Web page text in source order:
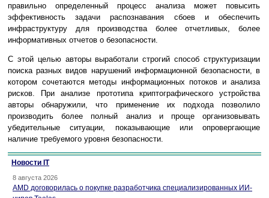
правильно определенный процесс анализа может повысить
эффективность задачи распознавания сбоев и обеспечить
инфраструктуру для производства более отчетливых, более
информативных отчетов о безопасности.
С этой целью авторы выработали строгий способ структуризации
поиска разных видов нарушений информационной безопасности, в
котором сочетаются методы информационных потоков и анализа
рисков. При анализе прототипа криптографического устройства
авторы обнаружили, что применение их подхода позволило
производить более полный анализ и проще организовывать
убедительные ситуации, показывающие или опровергающие
наличие требуемого уровня безопасности.
Новости IT
8 августа 2026
AMD договорилась о покупке разработчика специализированных ИИ-